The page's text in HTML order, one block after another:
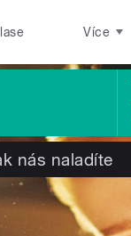
Více
nás naladíte